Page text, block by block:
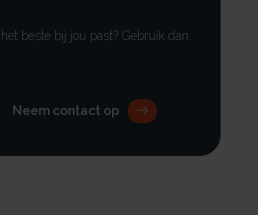
beste bij jou past? Gebruik dan
Neem contact op